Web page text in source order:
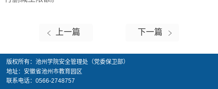
上一篇 下一篇
版权所有：池州学院安全管理处（党委保卫部）
地址：安徽省池州市教育园区
联系电话：0566-2748757